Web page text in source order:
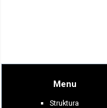
Menu
Struktura